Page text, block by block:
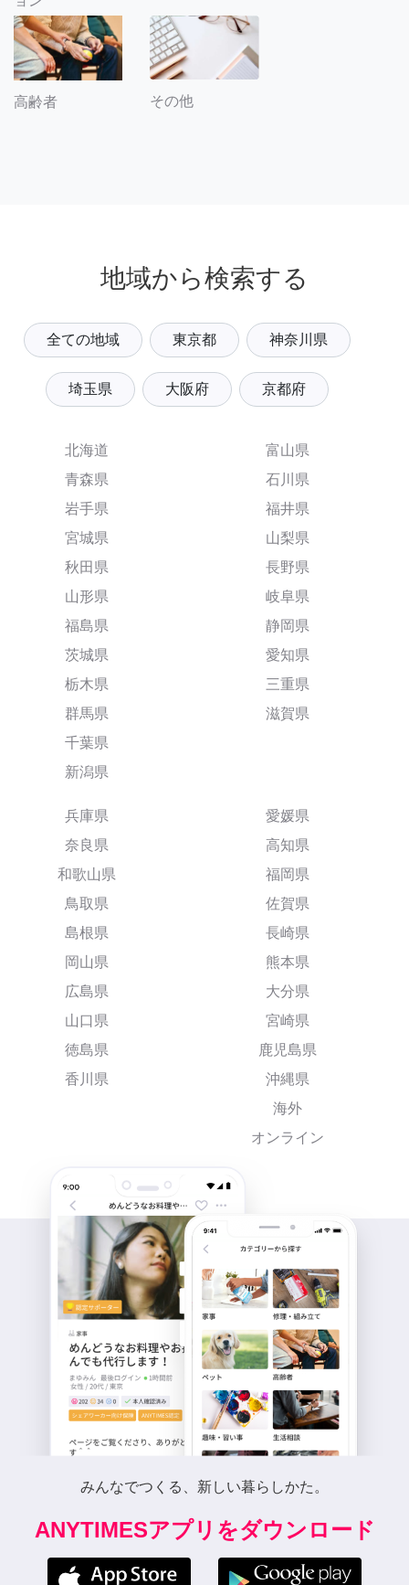
高齢者 その他
地域から検索する
全ての地域 東京都 神奈川県
埼玉県 大阪府 京都府
北海道
青森県
岩手県
宮城県
秋田県
山形県
福島県
茨城県
栃木県
群馬県
千葉県
新潟県
富山県
石川県
福井県
山梨県
長野県
岐阜県
静岡県
愛知県
三重県
滋賀県
兵庫県
奈良県
和歌山県
鳥取県
島根県
岡山県
広島県
山口県
徳島県
香川県
愛媛県
高知県
福岡県
佐賀県
長崎県
熊本県
大分県
宮崎県
鹿児島県
沖縄県
海外
オンライン
みんなでつくる、新しい暮らしかた。
ANYTIMESアプリをダウンロード